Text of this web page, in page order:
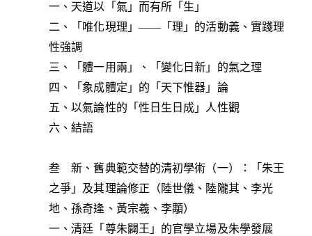
一、天道以「氣」而有所「生」
二、「唯化現理」——「理」的活動義、實踐理
性強調
三、「體一用兩」、「變化日新」的氣之理
四、「象成體定」的「天下惟器」論
五、以氣論性的「性日生日成」人性觀
六、結語
叁 新、舊典範交替的清初學術（一）：「朱王
之爭」及其理論修正（陸世儀、陸隴其、李光
地、孫奇逢、黃宗羲、李顒）
一、清廷「尊朱闢王」的官學立場及朱學發展